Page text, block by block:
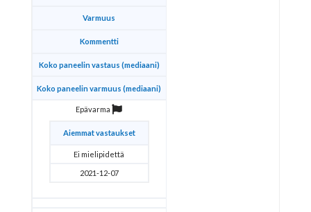
Varmuus
Kommentti
Koko paneelin vastaus (mediaani)
Koko paneelin varmuus (mediaani)
Epävarma
Aiemmat vastaukset
Ei mielipidettä
2021-12-07